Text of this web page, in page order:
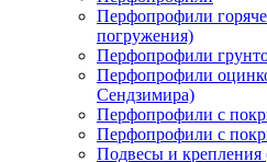
Перфопрофили
погружения)
Перфопрофили
Перфопрофили
Сендзимира)
Перфопрофили с
Перфопрофили с
Подвесы и крепления